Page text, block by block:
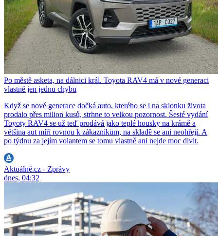
Po městě asketa, na dálnici král. Toyota RAV4 má v nové generaci
vlastně jen jednu chybu
Když se nové generace dočká auto, kterého se i na sklonku života
prodalo přes milion kusů, strhne to velkou pozornost. Šesté vydání
Toyoty RAV4 se už teď prodává jako teplé housky na krámě a
většina aut míří rovnou k zákazníkům, na skladě se ani neohřejí. A
po týdnu za jejím volantem se tomu vlastně ani nejde moc divit.
Aktuálně.cz - Zprávy
dnes, 04:32